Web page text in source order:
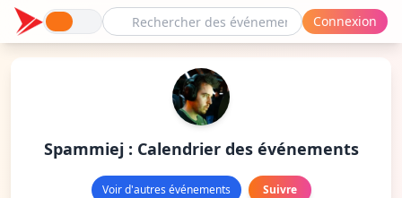
Connexion
Spammiej : Calendrier des événements
Voir d'autres événements Suivre